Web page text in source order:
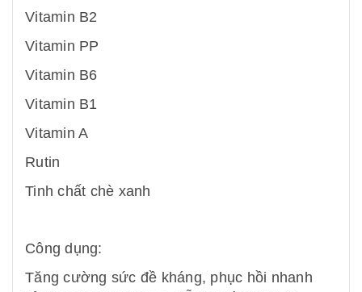
Vitamin B2
Vitamin PP
Vitamin B6
Vitamin B1
Vitamin A
Rutin
Tinh chất chè xanh
Công dụng:
Tăng cường sức đề kháng, phục hồi nhanh